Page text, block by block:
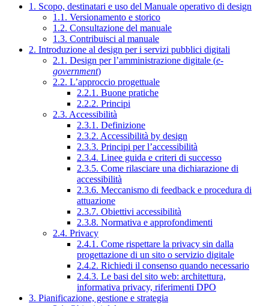
1. Scopo, destinatari e uso del Manuale operativo di design
1.1. Versionamento e storico
1.2. Consultazione del manuale
1.3. Contribuisci al manuale
2. Introduzione al design per i servizi pubblici digitali
2.1. Design per l’amministrazione digitale (e-
government)
2.2. L’approccio progettuale
2.2.1. Buone pratiche
2.2.2. Principi
2.3. Accessibilità
2.3.1. Definizione
2.3.2. Accessibilità by design
2.3.3. Principi per l’accessibilità
2.3.4. Linee guida e criteri di successo
2.3.5. Come rilasciare una dichiarazione di
accessibilità
2.3.6. Meccanismo di feedback e procedura di
attuazione
2.3.7. Obiettivi accessibilità
2.3.8. Normativa e approfondimenti
2.4. Privacy
2.4.1. Come rispettare la privacy sin dalla
progettazione di un sito o servizio digitale
2.4.2. Richiedi il consenso quando necessario
2.4.3. Le basi del sito web: architettura,
informativa privacy, riferimenti DPO
3. Pianificazione, gestione e strategia